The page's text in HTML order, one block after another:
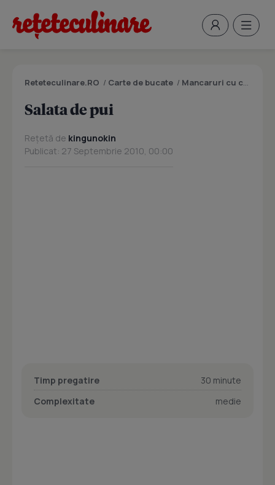
Reteteculinare.RO / Carte de bucate / Mancaruri cu carne
Salata de pui
Rețetă de kingunokin
Publicat: 27 Septembrie 2010, 00:00
Timp pregatire
30 minute
Complexitate
medie